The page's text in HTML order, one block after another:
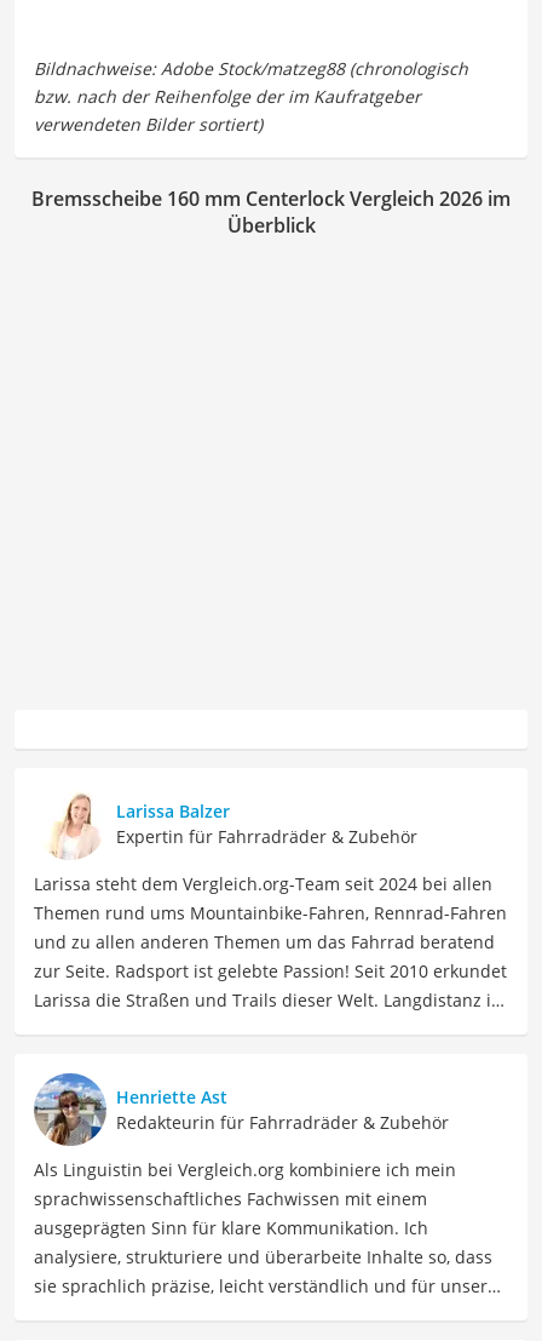
Bremsscheibe 160 mm Centerlock Vergleich 2026 im
Überblick
Larissa Balzer
Expertin für Fahrradräder & Zubehör
Larissa steht dem Vergleich.org-Team seit 2024 bei allen
Themen rund ums Mountainbike-Fahren, Rennrad-Fahren
und zu allen anderen Themen um das Fahrrad beratend
zur Seite. Radsport ist gelebte Passion! Seit 2010 erkundet
Larissa die Straßen und Trails dieser Welt. Langdistanz ist
Beruflich ist Larissa Coach, Sportmentaltrainerin, Social
Media Managerin. Mit 15.000 Kilometern pro Jahr macht
sie auch weiterhin immer neue Erfahrungen, die sie vor
allem als "Rennradmädchen" auf Instagram teilt.
Der Bremsscheibe 160 mm Centerlock-Vergleich ist aus
unserer Sicht besonders empfehlenswert für Fahrrad-
Fans.
Henriette Ast
Redakteurin für Fahrradräder & Zubehör
Als Linguistin bei Vergleich.org kombiniere ich mein
sprachwissenschaftliches Fachwissen mit einem
ausgeprägten Sinn für klare Kommunikation. Ich
analysiere, strukturiere und überarbeite Inhalte so, dass
sie sprachlich präzise, leicht verständlich und für unsere